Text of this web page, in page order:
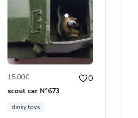
15.00€ 0
scout car N°673
dinky toys